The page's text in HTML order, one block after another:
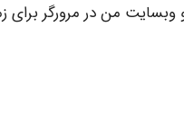
وبسایت من در مرورگر برای